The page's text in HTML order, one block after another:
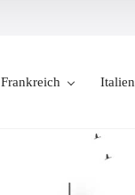
Frankreich Italien